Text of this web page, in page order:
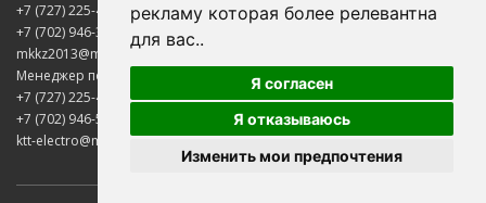
рекламу которая более релевантна
для вас..
Я согласен
Я отказываюсь
Изменить мои предпочтения
+7 (727) 225-45-85
+7 (702) 946-33-00
mkkz2013@mail.ru
Менеджер по нержавеющему металлопрокату
+7 (727) 225-45-75
+7 (702) 946-50-05
ktt-electro@mail.ru